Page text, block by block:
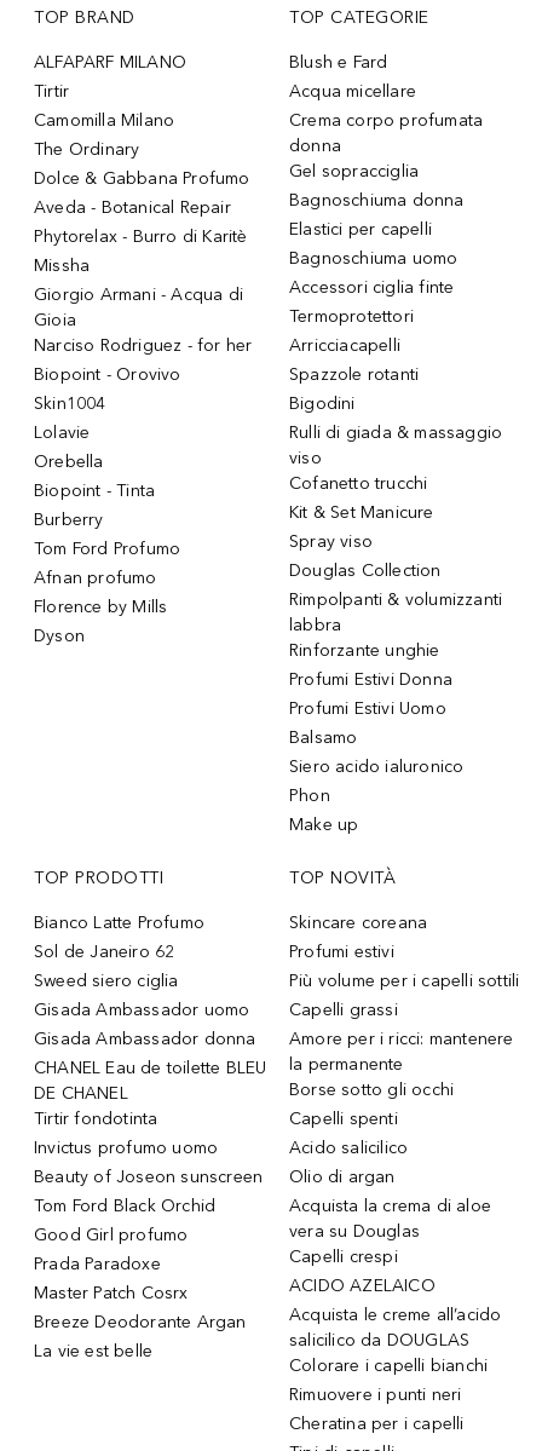
TOP BRAND
ALFAPARF MILANO
Tirtir
Camomilla Milano
The Ordinary
Dolce & Gabbana Profumo
Aveda - Botanical Repair
Phytorelax - Burro di Karitè
Missha
Giorgio Armani - Acqua di
Gioia
Narciso Rodriguez - for her
Biopoint - Orovivo
Skin1004
Lolavie
Orebella
Biopoint - Tinta
Burberry
Tom Ford Profumo
Afnan profumo
Florence by Mills
Dyson
TOP CATEGORIE
Blush e Fard
Acqua micellare
Crema corpo profumata
donna
Gel sopracciglia
Bagnoschiuma donna
Elastici per capelli
Bagnoschiuma uomo
Accessori ciglia finte
Termoprotettori
Arricciacapelli
Spazzole rotanti
Bigodini
Rulli di giada & massaggio
viso
Cofanetto trucchi
Kit & Set Manicure
Spray viso
Douglas Collection
Rimpolpanti & volumizzanti
labbra
Rinforzante unghie
Profumi Estivi Donna
Profumi Estivi Uomo
Balsamo
Siero acido ialuronico
Phon
Make up
TOP PRODOTTI
Bianco Latte Profumo
Sol de Janeiro 62
Sweed siero ciglia
Gisada Ambassador uomo
Gisada Ambassador donna
CHANEL Eau de toilette BLEU
DE CHANEL
Tirtir fondotinta
Invictus profumo uomo
Beauty of Joseon sunscreen
Tom Ford Black Orchid
Good Girl profumo
Prada Paradoxe
Master Patch Cosrx
Breeze Deodorante Argan
La vie est belle
TOP NOVITÀ
Skincare coreana
Profumi estivi
Più volume per i capelli sottili
Capelli grassi
Amore per i ricci: mantenere
la permanente
Borse sotto gli occhi
Capelli spenti
Acido salicilico
Olio di argan
Acquista la crema di aloe
vera su Douglas
Capelli crespi
ACIDO AZELAICO
Acquista le creme all’acido
salicilico da DOUGLAS
Colorare i capelli bianchi
Rimuovere i punti neri
Cheratina per i capelli